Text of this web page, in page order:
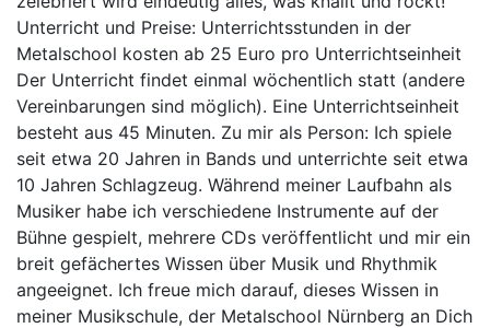
Unterricht und Preise: Unterrichtsstunden in der
Metalschool kosten ab 25 Euro pro Unterrichtseinheit
Der Unterricht findet einmal wöchentlich statt (andere
Vereinbarungen sind möglich). Eine Unterrichtseinheit
besteht aus 45 Minuten. Zu mir als Person: Ich spiele
seit etwa 20 Jahren in Bands und unterrichte seit etwa
10 Jahren Schlagzeug. Während meiner Laufbahn als
Musiker habe ich verschiedene Instrumente auf der
Bühne gespielt, mehrere CDs veröffentlicht und mir ein
breit gefächertes Wissen über Musik und Rhythmik
angeeignet. Ich freue mich darauf, dieses Wissen in
meiner Musikschule, der Metalschool Nürnberg an Dich